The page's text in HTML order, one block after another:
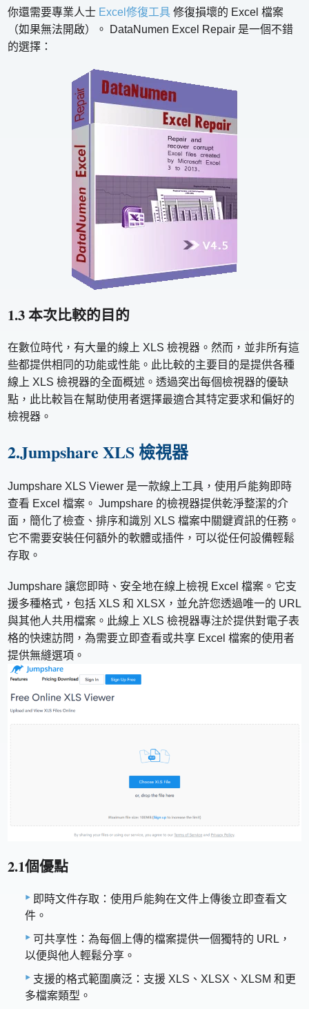
你還需要專業人士 Excel修復工具 修復損壞的 Excel 檔案
（如果無法開啟）。 DataNumen Excel Repair 是一個不錯
的選擇：
1.3 本次比較的目的
在數位時代，有大量的線上 XLS 檢視器。然而，並非所有這
些都提供相同的功能或性能。此比較的主要目的是提供各種
線上 XLS 檢視器的全面概述。透過突出每個檢視器的優缺
點，此比較旨在幫助使用者選擇最適合其特定要求和偏好的
檢視器。
2.Jumpshare XLS 檢視器
Jumpshare XLS Viewer 是一款線上工具，使用戶能夠即時
查看 Excel 檔案。 Jumpshare 的檢視器提供乾淨整潔的介
面，簡化了檢查、排序和識別 XLS 檔案中關鍵資訊的任務。
它不需要安裝任何額外的軟體或插件，可以從任何設備輕鬆
存取。
Jumpshare 讓您即時、安全地在線上檢視 Excel 檔案。它支
援多種格式，包括 XLS 和 XLSX，並允許您透過唯一的 URL
與其他人共用檔案。此線上 XLS 檢視器專注於提供對電子表
格的快速訪問，為需要立即查看或共享 Excel 檔案的使用者
提供無縫選項。
2.1個優點
即時文件存取：使用戶能夠在文件上傳後立即查看文
件。
可共享性：為每個上傳的檔案提供一個獨特的 URL，
以便與他人輕鬆分享。
支援的格式範圍廣泛：支援 XLS、XLSX、XLSM 和更
多檔案類型。